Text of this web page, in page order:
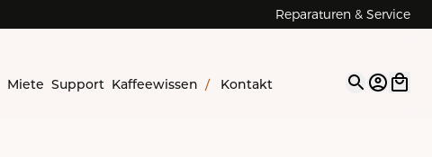
Reparaturen & Service
Miete Support Kaffeewissen / Kontakt Open